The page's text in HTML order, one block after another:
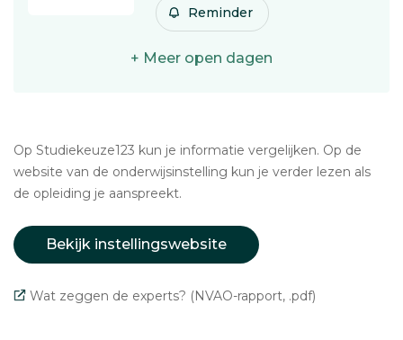
Reminder
+ Meer open dagen
Op Studiekeuze123 kun je informatie vergelijken. Op de
website van de onderwijsinstelling kun je verder lezen als
de opleiding je aanspreekt.
Bekijk instellingswebsite
Wat zeggen de experts? (NVAO-rapport, .pdf)